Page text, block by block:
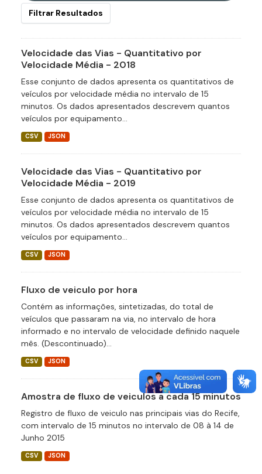
Filtrar Resultados
Velocidade das Vias - Quantitativo por
Velocidade Média - 2018
Esse conjunto de dados apresenta os quantitativos de
veículos por velocidade média no intervalo de 15
minutos. Os dados apresentados descrevem quantos
veículos por equipamento...
CSV JSON
Velocidade das Vias - Quantitativo por
Velocidade Média - 2019
Esse conjunto de dados apresenta os quantitativos de
veículos por velocidade média no intervalo de 15
minutos. Os dados apresentados descrevem quantos
veículos por equipamento...
CSV JSON
Fluxo de veiculo por hora
Contém as informações, sintetizadas, do total de
veículos que passaram na via, no intervalo de hora
informado e no intervalo de velocidade definido naquele
mês. (Descontinuado)...
CSV JSON
Amostra de fluxo de veiculos a cada 15 minutos
Registro de fluxo de veiculo nas principais vias do Recife,
com intervalo de 15 minutos no intervalo de 08 à 14 de
Junho 2015
CSV JSON